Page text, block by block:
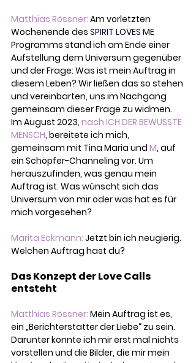
Matthias Rössner: Am vorletzten
Wochenende des SPIRIT LOVES ME
Programms stand ich am Ende einer
Aufstellung dem Universum gegenüber
und der Frage: Was ist mein Auftrag in
diesem Leben? Wir ließen das so stehen
und vereinbarten, uns im Nachgang
gemeinsam dieser Frage zu widmen.
Im August 2023, nach ICH DER BEWUSSTE
MENSCH, bereitete ich mich,
gemeinsam mit Tina Maria und M, auf
ein Schöpfer-Channeling vor. Um
herauszufinden, was genau mein
Auftrag ist. Was wünscht sich das
Universum von mir oder was hat es für
mich vorgesehen?
Marita Eckmann: Jetzt bin ich neugierig.
Welchen Auftrag hast du?
Das Konzept der Love Calls
entsteht
Matthias Rössner: Mein Auftrag ist es,
ein „Berichterstatter der Liebe“ zu sein.
Darunter konnte ich mir erst mal nichts
vorstellen und die Bilder, die mir mein